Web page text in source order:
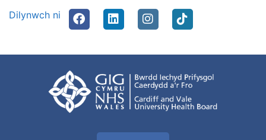
Dilynwch ni